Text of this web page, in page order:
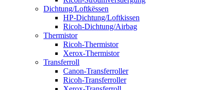
Dichtung/Loftkëssen
HP-Dichtung/Loftkissen
Ricoh-Dichtung/Airbag
Thermistor
Ricoh-Thermistor
Xerox-Thermistor
Transferroll
Canon-Transferroller
Ricoh-Transferroller